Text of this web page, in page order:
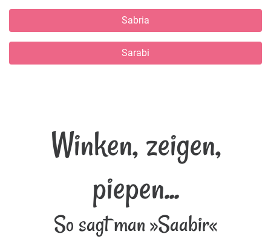
Sabria
Sarabi
Winken, zeigen,
piepen...
So sagt man »Saabir«